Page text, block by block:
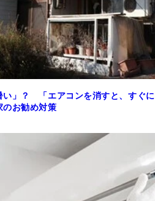
い」？ 「エアコンを消すと、すぐに
のお勧め対策